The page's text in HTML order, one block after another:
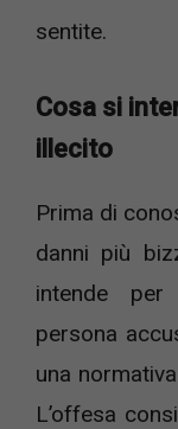
sentite.
Cosa si
illecito
Prima di
danni più
intende per
persona
una
L’offesa